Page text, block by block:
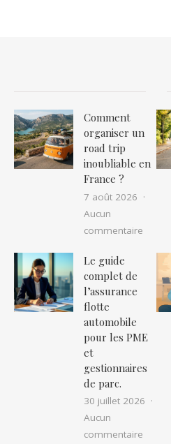
Comment
organiser un
road trip
inoubliable en
France ?
7 août 2026
Aucun
commentaire sur
Le guide
complet de
l’assurance
flotte
automobile
pour les PME
et
gestionnaires
de parc.
30 juillet 2026
Aucun
commentaire sur